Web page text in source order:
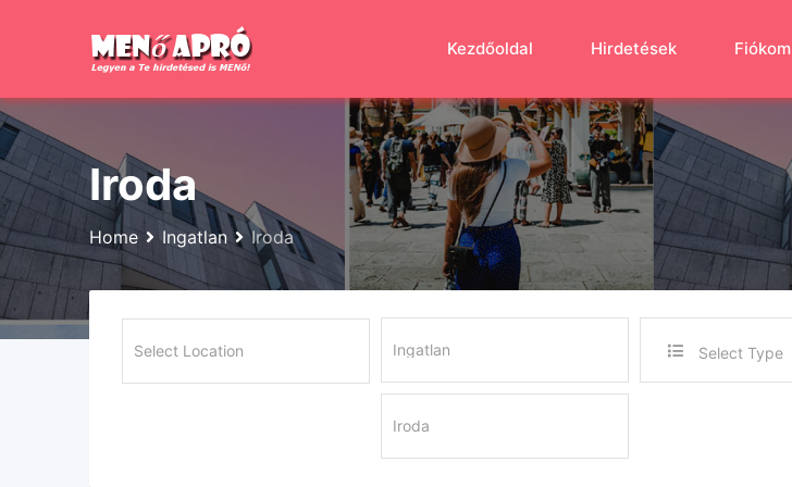
Kezdőoldal Hirdetések Fiókom
Iroda
Home Ingatlan Iroda
Select Type